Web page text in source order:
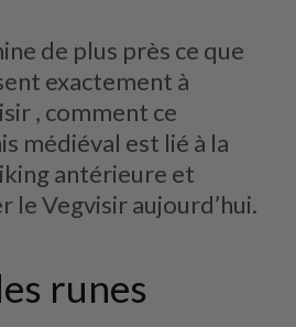
de plus près ce que
exactement à
, comment ce
médiéval est lié à la
antérieure et
le Vegvisir aujourd’hui.
runes